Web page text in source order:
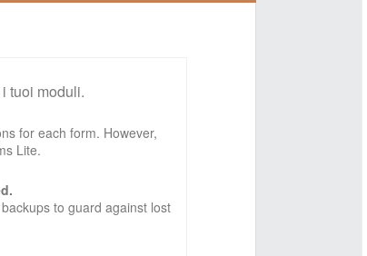
tuoi moduli.
for each form. However,
Lite.
to guard against lost